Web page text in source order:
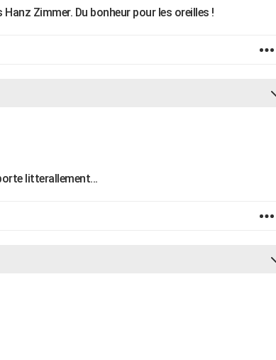
Zimmer. Du bonheur pour les oreilles !
litterallement...